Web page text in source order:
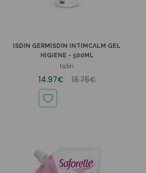
ISDIN GERMISDIN INTIMCALM GEL
HIGIENE - 500ML
Isdin
14.97€ 18.75€